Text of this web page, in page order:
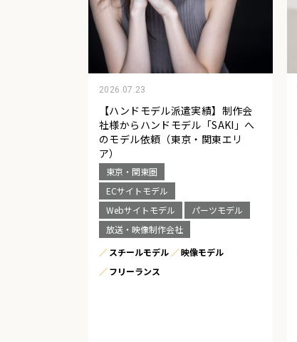
2026.07.23
【ハンドモデル派遣実績】制作会
社様からハンドモデル「SAKI」へ
のモデル依頼（東京・関東エリ
ア）
東京・関東圏
ECサイトモデル
Webサイトモデル
パーツモデル
放送・映像制作会社
スチールモデル
映像モデル
フリーランス